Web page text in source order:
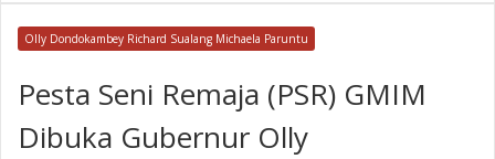
Olly Dondokambey Richard Sualang Michaela Paruntu
Pesta Seni Remaja (PSR) GMIM
Dibuka Gubernur Olly